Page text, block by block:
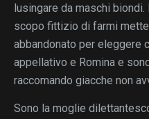
lusingare da maschi
scopo fittizio di farmi
abbandonato per eleggere
appellativo e Romina e
raccomando giacche non
Sono la moglie